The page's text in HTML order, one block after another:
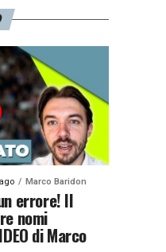
Marco Baridon
errore! Il
nomi
di Marco